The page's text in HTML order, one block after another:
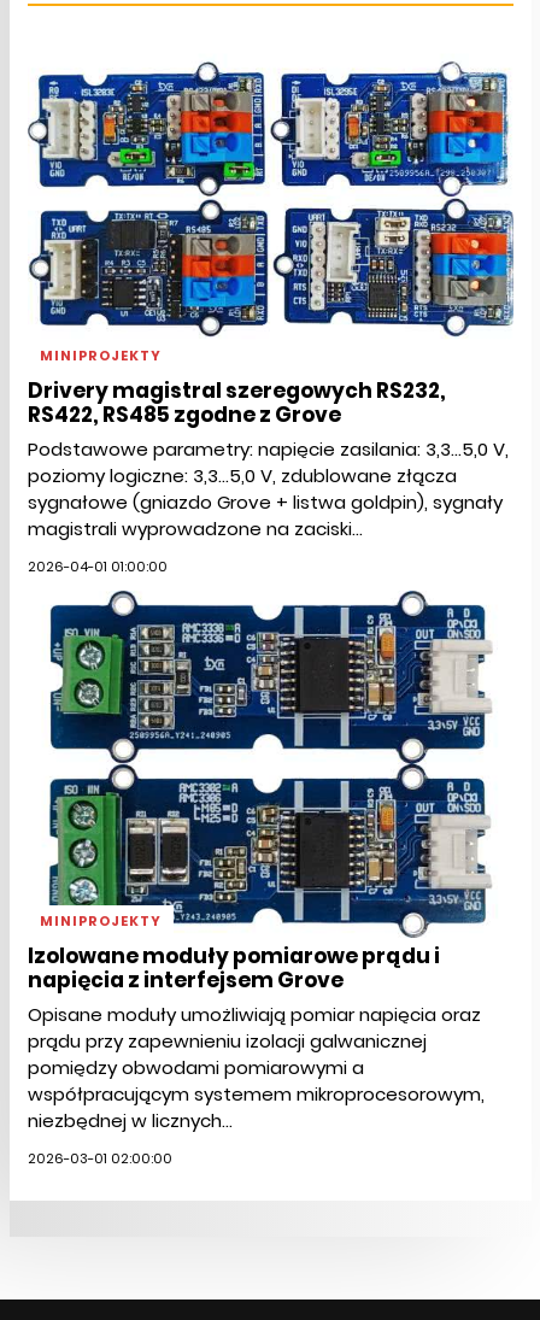
MINIPROJEKTY
Drivery magistral szeregowych RS232,
RS422, RS485 zgodne z Grove
Podstawowe parametry: napięcie zasilania: 3,3...5,0 V,
poziomy logiczne: 3,3...5,0 V, zdublowane złącza
sygnałowe (gniazdo Grove + listwa goldpin), sygnały
magistrali wyprowadzone na zaciski...
2026-04-01 01:00:00
MINIPROJEKTY
Izolowane moduły pomiarowe prądu i
napięcia z interfejsem Grove
Opisane moduły umożliwiają pomiar napięcia oraz
prądu przy zapewnieniu izolacji galwanicznej
pomiędzy obwodami pomiarowymi a
współpracującym systemem mikroprocesorowym,
niezbędnej w licznych...
2026-03-01 02:00:00